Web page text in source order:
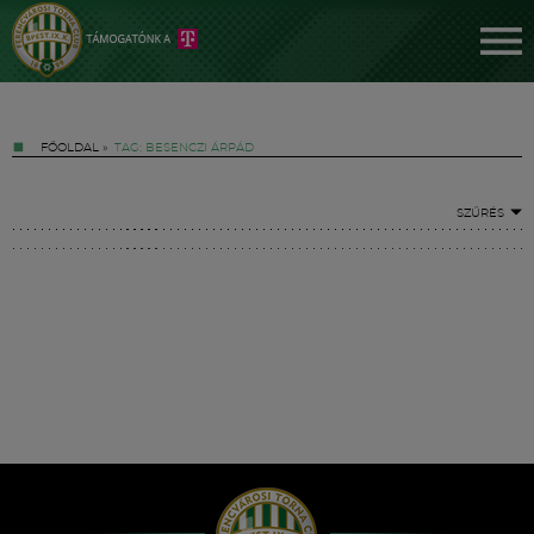
FŐOLDAL » TAG: BESENCZI ÁRPÁD
SZŰRÉS
Hírek